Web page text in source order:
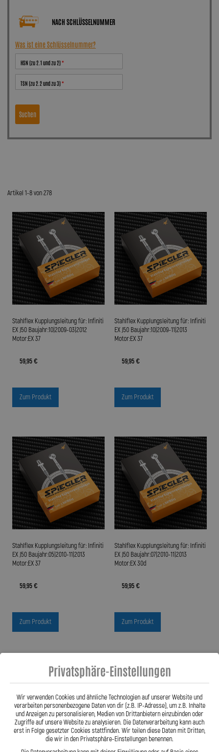
NACH SCHLÜSSELNUMMER
Was ist eine Schlüsselnummer?
HSN (zu 2.1 und zu 2)
TSN (zu 2.2 und zu 3)
Suchen
Artikel 1-8 von 278
Stahlflex Kupplungsleitung für: Infiniti
EX J50 Baujahr:10|2009-03|2012
Motor:EX 37
59,95 €
Zum Produkt
Stahlflex Kupplungsleitung für: Infiniti
EX J50 Baujahr:10|2009-11|2013
Motor:EX 37
59,95 €
Zum Produkt
Stahlflex Kupplungsleitung für: Infiniti
EX J50 Baujahr:05|2010-11|2013
Motor:EX 37
59,95 €
Zum Produkt
Stahlflex Kupplungsleitung für: Infiniti
EX J50 Baujahr:07|2010-11|2013
Motor:EX 30d
59,95 €
Zum Produkt
Privatsphäre-Einstellungen
Wir verwenden Cookies und ähnliche Technologien auf unserer Website und
verarbeiten personenbezogene Daten von dir (z.B. IP-Adresse), um z.B. Inhalte
und Anzeigen zu personalisieren, Medien von Drittanbietern einzubinden oder
Zugriffe auf unsere Website zu analysieren. Die Datenverarbeitung kann auch
erst in Folge gesetzter Cookies stattfinden. Wir teilen diese Daten mit Dritten,
die wir in den Privatsphäre-Einstellungen benennen.